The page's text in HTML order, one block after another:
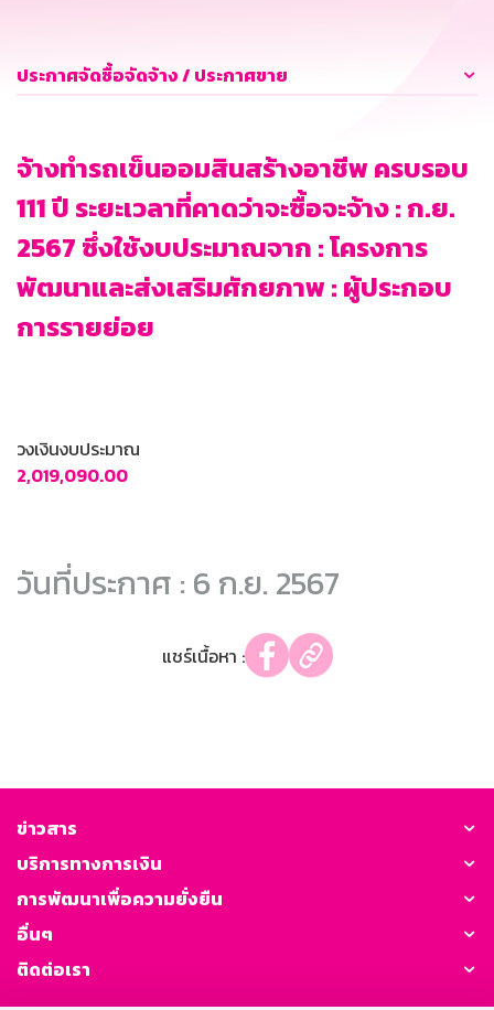
ประกาศจัดซื้อจัดจ้าง / ประกาศขาย
จ้างทำรถเข็นออมสินสร้างอาชีพ ครบรอบ
111 ปี ระยะเวลาที่คาดว่าจะซื้อจะจ้าง : ก.ย.
2567 ซึ่งใช้งบประมาณจาก : โครงการ
พัฒนาและส่งเสริมศักยภาพ : ผู้ประกอบ
การรายย่อย
วงเงินงบประมาณ
2,019,090.00
วันที่ประกาศ : 6 ก.ย. 2567
แชร์เนื้อหา :
ข่าวสาร
บริการทางการเงิน
การพัฒนาเพื่อความยั่งยืน
อื่นๆ
ติดต่อเรา